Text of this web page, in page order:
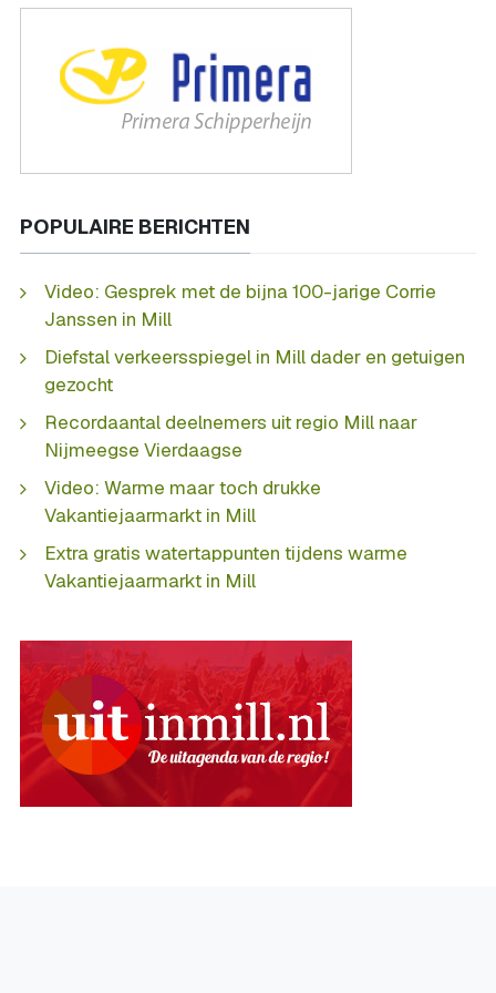
POPULAIRE BERICHTEN
Video: Gesprek met de bijna 100-jarige Corrie
Janssen in Mill
Diefstal verkeersspiegel in Mill dader en getuigen
gezocht
Recordaantal deelnemers uit regio Mill naar
Nijmeegse Vierdaagse
Video: Warme maar toch drukke
Vakantiejaarmarkt in Mill
Extra gratis watertappunten tijdens warme
Vakantiejaarmarkt in Mill